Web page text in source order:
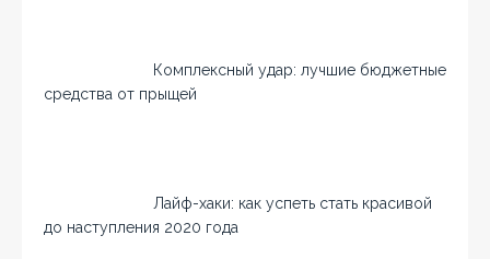
Комплексный удар: лучшие бюджетные
средства от прыщей
Лайф-хаки: как успеть стать красивой
до наступления 2020 года